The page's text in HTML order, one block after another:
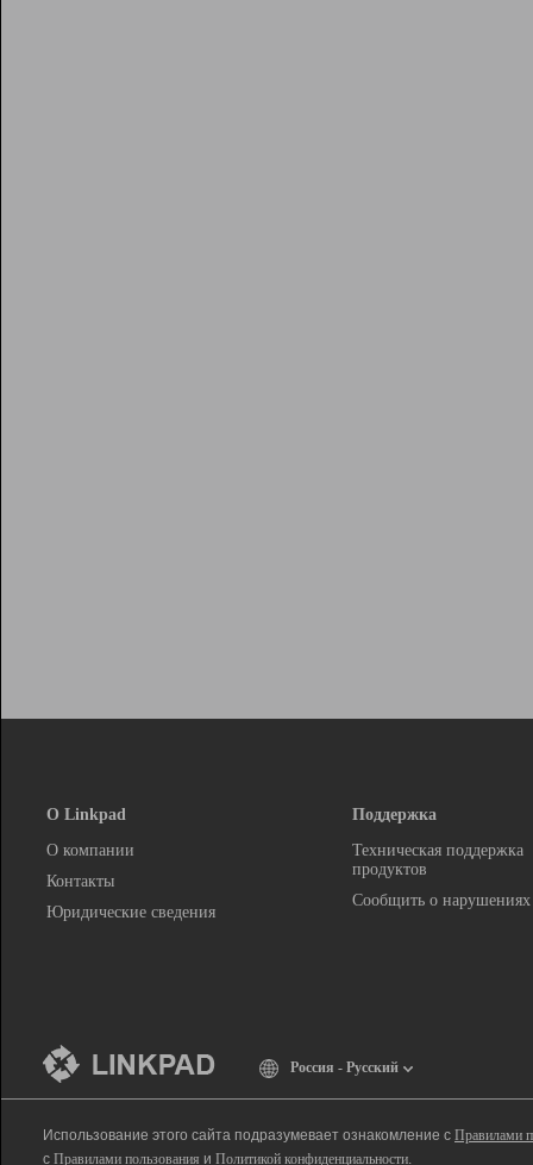
О Linkpad
О компании
Контакты
Юридические сведения
Поддержка
Техническая поддержка
продуктов
Сообщить о нарушениях
Россия - Русский
Использование этого сайта подразумевает ознакомление с Правилами
с Правилами пользования и Политикой конфиденциальности.